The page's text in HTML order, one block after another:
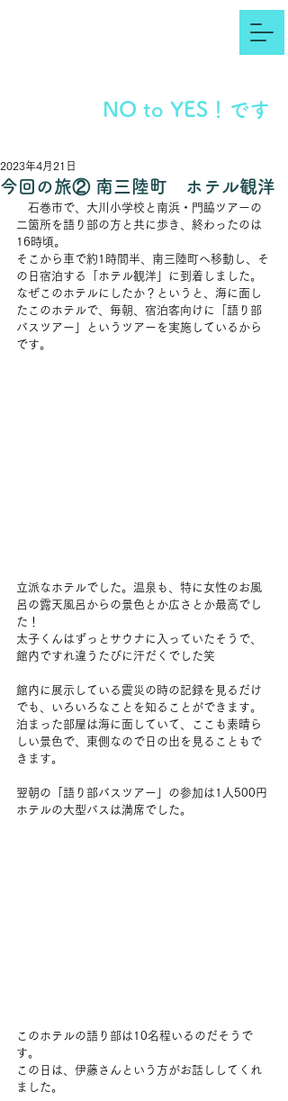
NO to YES！です
今回の旅② 南三陸町 ホテル観洋
2023年4月21日
石巻市で、大川小学校と南浜・門脇ツアーの
二箇所を語り部の方と共に歩き、終わったのは
16時頃。
そこから車で約1時間半、南三陸町へ移動し、そ
の日宿泊する「ホテル観洋」に到着しました。
なぜこのホテルにしたか？というと、海に面し
たこのホテルで、毎朝、宿泊客向けに「語り部
バスツアー」というツアーを実施しているから
です。
立派なホテルでした。温泉も、特に女性のお風
呂の露天風呂からの景色とか広さとか最高でし
た！
太子くんはずっとサウナに入っていたそうで、
館内ですれ違うたびに汗だくでした笑
館内に展示している震災の時の記録を見るだけ
でも、いろいろなことを知ることができます。
泊まった部屋は海に面していて、ここも素晴ら
しい景色で、東側なので日の出を見ることもで
きます。
翌朝の「語り部バスツアー」の参加は1人500円
ホテルの大型バスは満席でした。
このホテルの語り部は10名程いるのだそうで
す。
この日は、伊藤さんという方がお話ししてくれ
ました。